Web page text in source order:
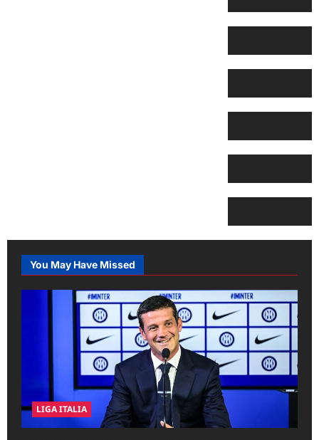
You May Have Missed
LIGA ITALIA